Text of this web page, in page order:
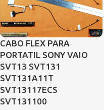
CABO FLEX PARA
PORTATIL SONY VAIO
SVT13 SVT131
SVT131A11T
SVT13117ECS
SVT131100